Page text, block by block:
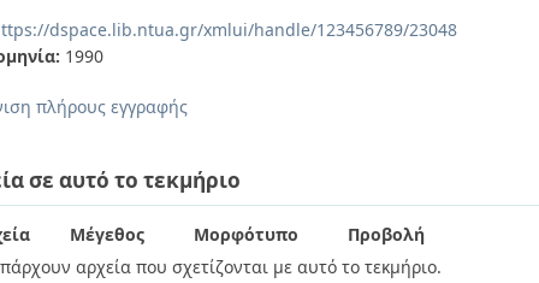
dspace.lib.ntua.gr/xmlui/handle/123456789/23048
1990
πλήρους εγγραφής
σε αυτό το τεκμήριο
Μέγεθος Μορφότυπο
Προβολή
αρχεία που σχετίζονται με αυτό το τεκμήριο.